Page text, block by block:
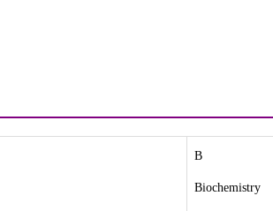
B
Biochemistry